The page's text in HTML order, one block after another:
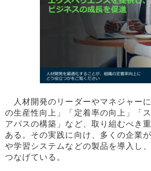
人材開発のリーダーやマネジャー
の生産性向上」「定着率の向上」「
アパスの構築」など、取り組むべき
ある。その実践に向け、多くの企業
や学習システムなどの製品を導入し
つなげている。